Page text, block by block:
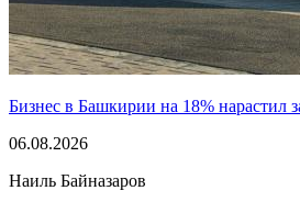
Бизнес в Башкирии на 18% нарастил
06.08.2026
Наиль Байназаров